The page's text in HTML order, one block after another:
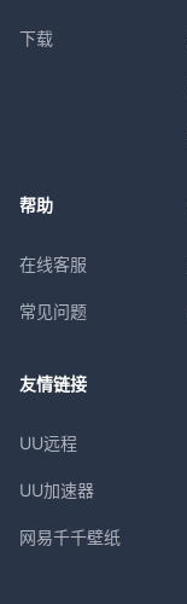
下载
帮助
在线客服
常见问题
友情链接
UU远程
UU加速器
网易千千壁纸